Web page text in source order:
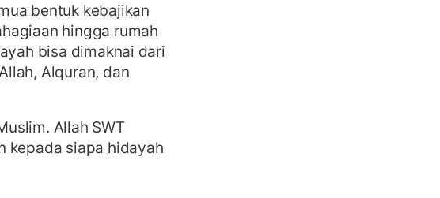
bentuk kebajikan
hingga rumah
bisa dimaknai dari
Alquran, dan
Allah SWT
kepada siapa hidayah